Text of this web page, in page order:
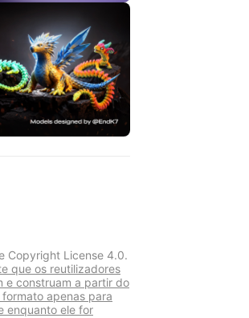
Copyright License 4.0.
que os reutilizadores
e construam a partir do
apenas para
enquanto ele for